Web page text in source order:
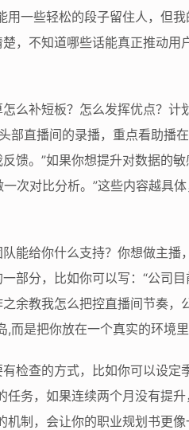
一些轻松的段子留住人，但我
，不知道哪些话能真正推动用
么补短板？怎么发挥优点？计
部直播间的录播，重点看助播
馈。”如果你想提升对数据的
次对比分析。”这些内容越具
能给你什么支持？你想做主播
部分，比如你可以写：“公司
余教我怎么把控直播间节奏，
是把你放在一个真实的环境里
检查的方式，比如你可以设定
务，如果连续两个月没有提
制，会让你的职业规划书更像